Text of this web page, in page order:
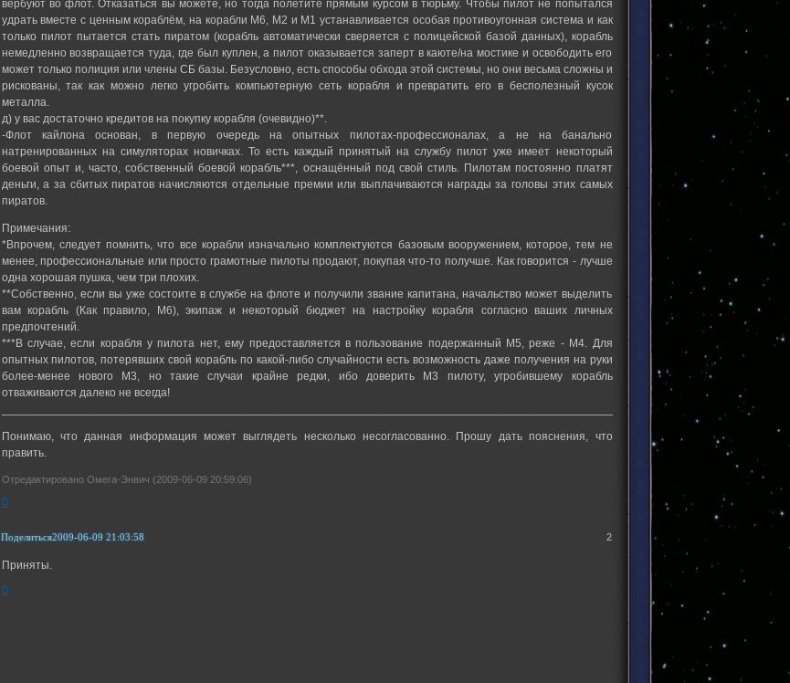
вербуют во флот. Отказаться вы можете, но тогда полетите прямым курсом в тюрьму. Чтобы пилот не попытался
удрать вместе с ценным кораблём, на корабли М6, М2 и М1 устанавливается особая противоугонная система и как
только пилот пытается стать пиратом (корабль автоматически сверяется с полицейской базой данных), корабль
немедленно возвращается туда, где был куплен, а пилот оказывается заперт в каюте/на мостике и освободить его
может только полиция или члены СБ базы. Безусловно, есть способы обхода этой системы, но они весьма сложны и
рискованы, так как можно легко угробить компьютерную сеть корабля и превратить его в бесполезный кусок
металла.
д) у вас достаточно кредитов на покупку корабля (очевидно)**.
-Флот кайлона основан, в первую очередь на опытных пилотах-профессионалах, а не на банально
натренированных на симуляторах новичках. То есть каждый принятый на службу пилот уже имеет некоторый
боевой опыт и, часто, собственный боевой корабль***, оснащённый под свой стиль. Пилотам постоянно платят
деньги, а за сбитых пиратов начисляются отдельные премии или выплачиваются награды за головы этих самых
пиратов.
Примечания:
*Впрочем, следует помнить, что все корабли изначально комплектуются базовым вооружением, которое, тем не
менее, профессиональные или просто грамотные пилоты продают, покупая что-то получше. Как говорится - лучше
одна хорошая пушка, чем три плохих.
**Собственно, если вы уже состоите в службе на флоте и получили звание капитана, начальство может выделить
вам корабль (Как правило, М6), экипаж и некоторый бюджет на настройку корабля согласно ваших личных
предпочтений.
***В случае, если корабля у пилота нет, ему предоставляется в пользование подержанный М5, реже - М4. Для
опытных пилотов, потерявших свой корабль по какой-либо случайности есть возможность даже получения на руки
более-менее нового М3, но такие случаи крайне редки, ибо доверить М3 пилоту, угробившему корабль
отваживаются далеко не всегда!
______________________________________________________________________________________________________________________
Понимаю, что данная информация может выглядеть несколько несогласованно. Прошу дать пояснения, что
править.
Отредактировано Омега-Энвич (2009-06-09 20:59:06)
0
Поделиться 2
2009-06-09 21:03:58
Приняты.
0